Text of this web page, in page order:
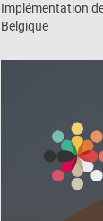
Implémentation
Belgique